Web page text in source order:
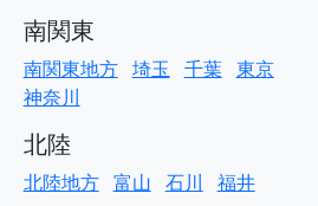
南関東
南関東地方 埼玉 千葉 東京
神奈川
北陸
北陸地方 富山 石川 福井